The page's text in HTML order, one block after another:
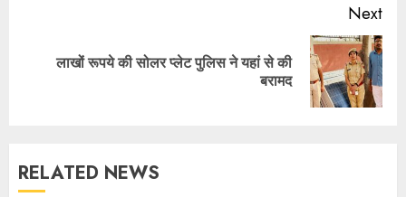
Next
Nextलाखों रूपये की सोलर प्लेट पुलिस ने यहां से की
बरामद
RELATED NEWS